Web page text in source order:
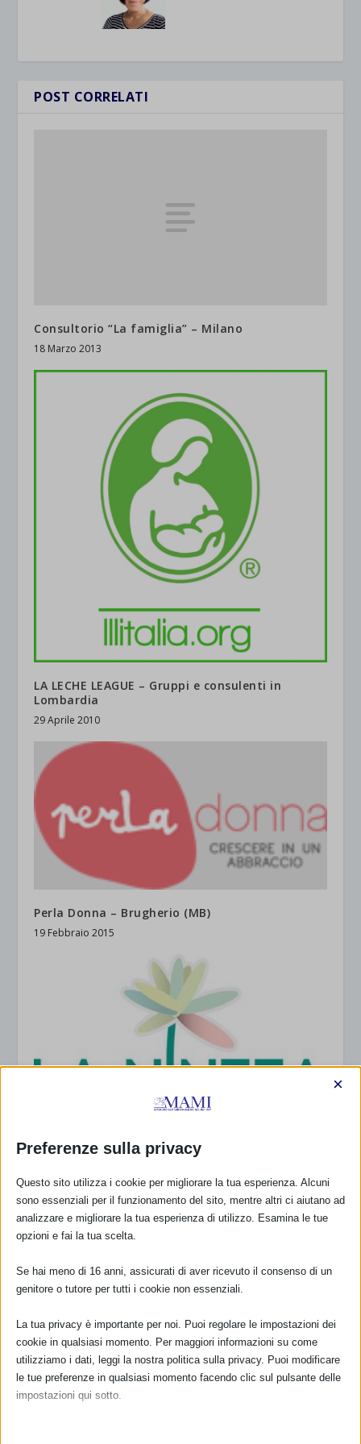
POST CORRELATI
Consultorio “La famiglia” – Milano
18 Marzo 2013
LA LECHE LEAGUE – Gruppi e consulenti in
Lombardia
29 Aprile 2010
Perla Donna – Brugherio (MB)
19 Febbraio 2015
La Ninfea – Lonato del Garda (BS)
Preferenze sulla privacy
×
Questo sito utilizza i cookie per migliorare la tua esperienza. Alcuni
sono essenziali per il funzionamento del sito, mentre altri ci aiutano ad
analizzare e migliorare la tua esperienza di utilizzo. Esamina le tue
opzioni e fai la tua scelta.
Se hai meno di 16 anni, assicurati di aver ricevuto il consenso di un
genitore o tutore per tutti i cookie non essenziali.
La tua privacy è importante per noi. Puoi regolare le impostazioni dei
cookie in qualsiasi momento. Per maggiori informazioni su come
utilizziamo i dati, leggi la nostra politica sulla privacy. Puoi modificare
le tue preferenze in qualsiasi momento facendo clic sul pulsante delle
impostazioni qui sotto.